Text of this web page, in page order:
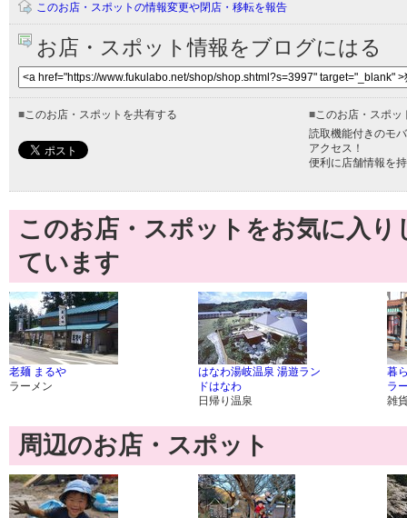
このお店・スポットの情報変更や閉店・移転を報告
お店・スポット情報をブログにはる
■このお店・スポットを共有する ■このお店・スポッ
読取機能付きのモ
アクセス！
便利に店舗情報を
このお店・スポットをお気に入
ています
老麺 まるや
ラーメン
はなわ湯岐温泉 湯遊ラン
ドはなわ
日帰り温泉
暮
ラ
雑
周辺のお店・スポット